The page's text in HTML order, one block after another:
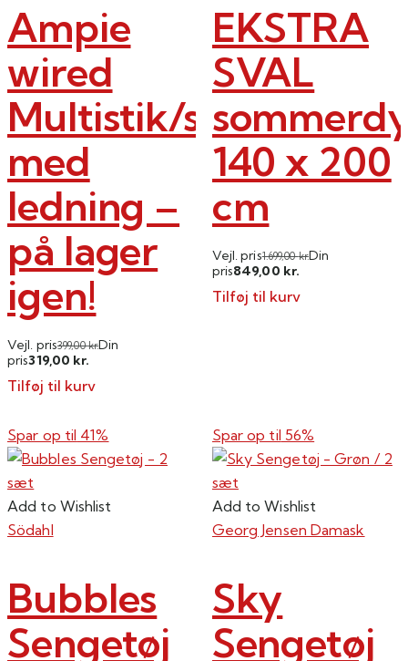
Ampie
wired
Multistik/
med
ledning –
på lager
igen!
Vejl. pris399,00kr.Din
pris319,00 kr.
Tilføj til kurv
EKSTRA
SVAL
140 x 200
cm
Vejl. pris1.699,00kr.Din
pris849,00 kr.
Tilføj til kurv
Spar op til 41%
Add to Wishlist
Södahl
Bubbles
Sengetøj
Spar op til 56%
Add to Wishlist
Georg Jensen Damask
Sky
Sengetøj